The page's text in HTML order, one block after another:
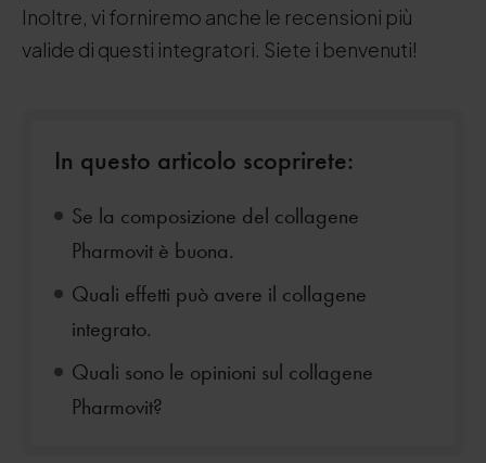
Inoltre, vi forniremo anche le recensioni più
valide di questi integratori. Siete i benvenuti!
In questo articolo scoprirete:
Se la composizione del collagene
Pharmovit è buona.
Quali effetti può avere il collagene
integrato.
Quali sono le opinioni sul collagene
Pharmovit?